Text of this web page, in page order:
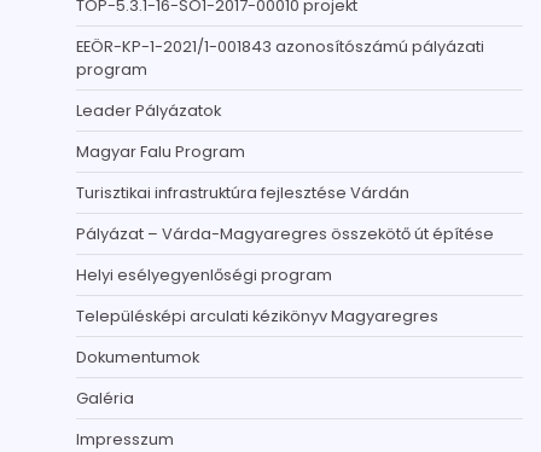
TOP-5.3.1-16-SO1-2017-00010 projekt
EEÖR-KP-1-2021/1-001843 azonosítószámú pályázati
program
Leader Pályázatok
Magyar Falu Program
Turisztikai infrastruktúra fejlesztése Várdán
Pályázat – Várda-Magyaregres összekötő út építése
Helyi esélyegyenlőségi program
Településképi arculati kézikönyv Magyaregres
Dokumentumok
Galéria
Impresszum